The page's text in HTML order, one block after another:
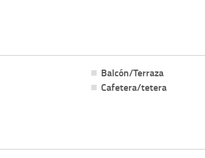
Balcón/Terraza
Cafetera/tetera